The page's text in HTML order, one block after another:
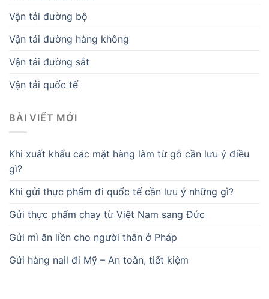
Vận tải đường bộ
Vận tải đường hàng không
Vận tải đường sắt
Vận tải quốc tế
BÀI VIẾT MỚI
Khi xuất khẩu các mặt hàng làm từ gỗ cần lưu ý điều
gì?
Khi gửi thực phẩm đi quốc tế cần lưu ý những gì?
Gửi thực phẩm chay từ Việt Nam sang Đức
Gửi mì ăn liền cho người thân ở Pháp
Gửi hàng nail đi Mỹ – An toàn, tiết kiệm